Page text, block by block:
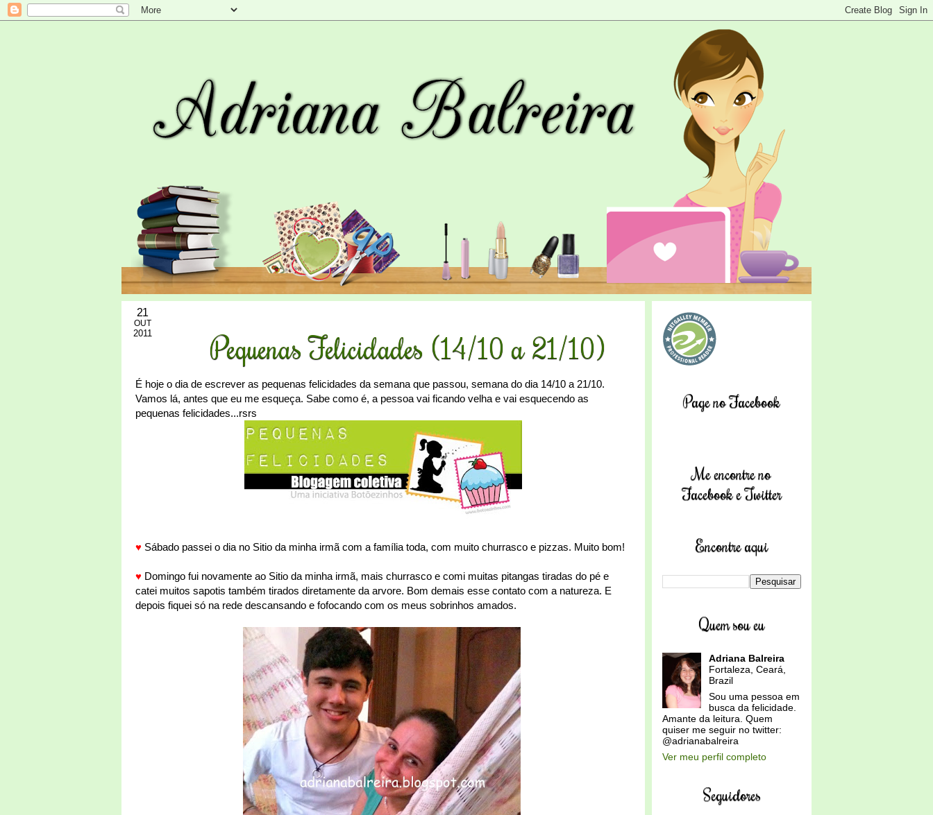
21
OUT
2011 Pequenas Felicidades (14/10 a 21/10)
É hoje o dia de escrever as pequenas felicidades da semana que passou, semana do dia 14/10 a 21/10.
Vamos lá, antes que eu me esqueça. Sabe como é, a pessoa vai ficando velha e vai esquecendo as
pequenas felicidades...rsrs
♥ Sábado passei o dia no Sitio da minha irmã com a família toda, com muito churrasco e pizzas. Muito bom!
♥ Domingo fui novamente ao Sitio da minha irmã, mais churrasco e comi muitas pitangas tiradas do pé e
catei muitos sapotis também tirados diretamente da arvore. Bom demais esse contato com a natureza. E
depois fiquei só na rede descansando e fofocando com os meus sobrinhos amados.
Page no Facebook
Me encontre no
Facebook e Twitter
Encontre aqui
Quem sou eu
Adriana Balreira
Fortaleza, Ceará,
Brazil
Sou uma pessoa em
busca da felicidade.
Amante da leitura. Quem
quiser me seguir no twitter:
@adrianabalreira
Ver meu perfil completo
Seguidores